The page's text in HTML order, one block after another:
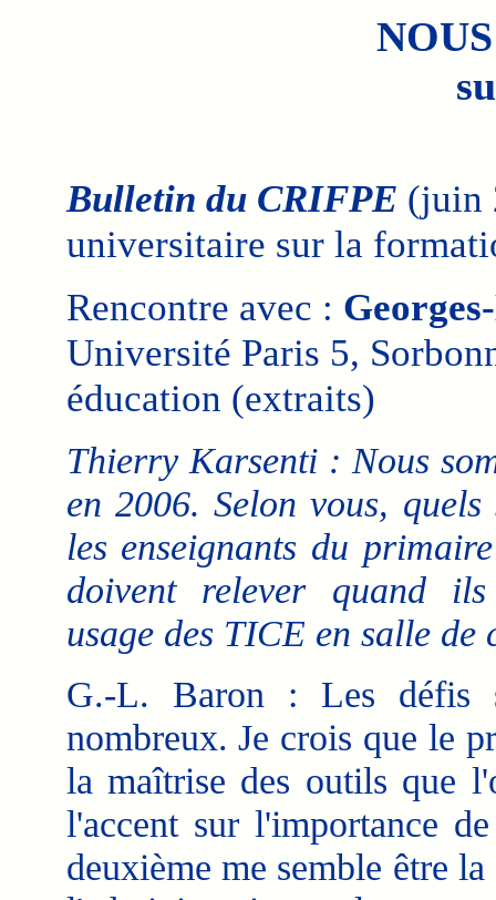
Bulletin du CRIFPE (juin
universitaire sur la
Rencontre avec :
Université Paris 5,
éducation (extraits)
Thierry Karsenti : Nous
en 2006. Selon vous,
les enseignants du
doivent relever quand
usage des TICE en salle de
G.-L. Baron : Les défis
nombreux. Je crois que le
la maîtrise des outils que
l'accent sur l'importance
deuxième me semble être